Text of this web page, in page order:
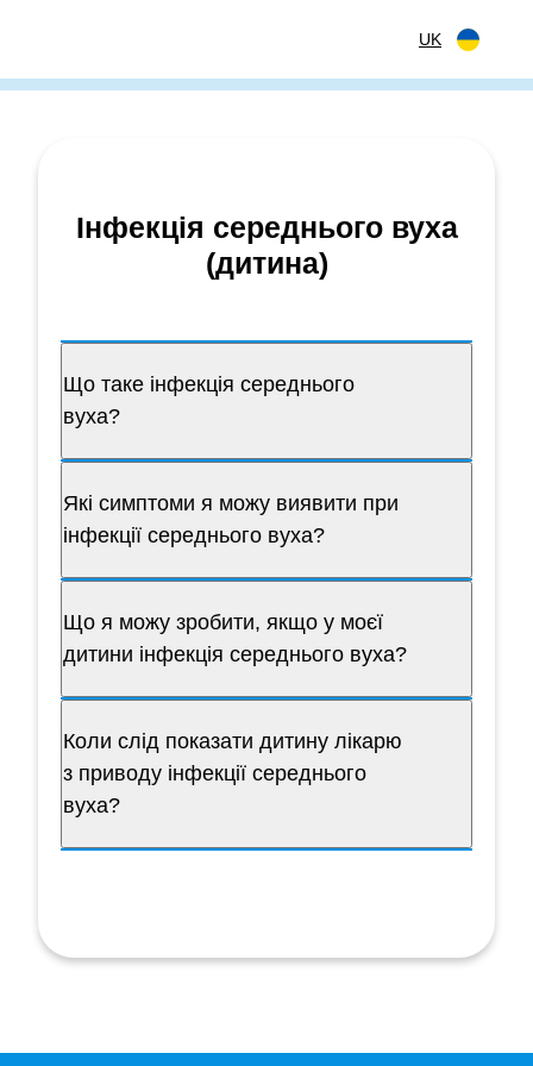
UK
Інфекція середнього вуха
(дитина)
Що таке інфекція середнього
вуха?
Які симптоми я можу виявити при
інфекції середнього вуха?
Що я можу зробити, якщо у моєї
дитини інфекція середнього вуха?
Коли слід показати дитину лікарю
з приводу інфекції середнього
вуха?